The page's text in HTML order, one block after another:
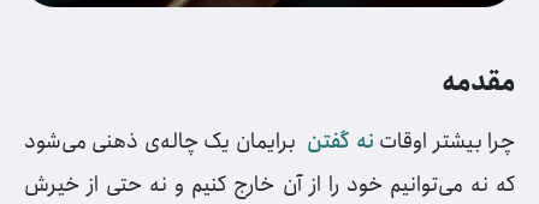
مقدمه
چرا بیشتر اوقات نه گفتن برایمان یک چاله‌ی ذهنی می‌شود
که نه می‌توانیم خود را از آن خارج کنیم و نه حتی از خیرش